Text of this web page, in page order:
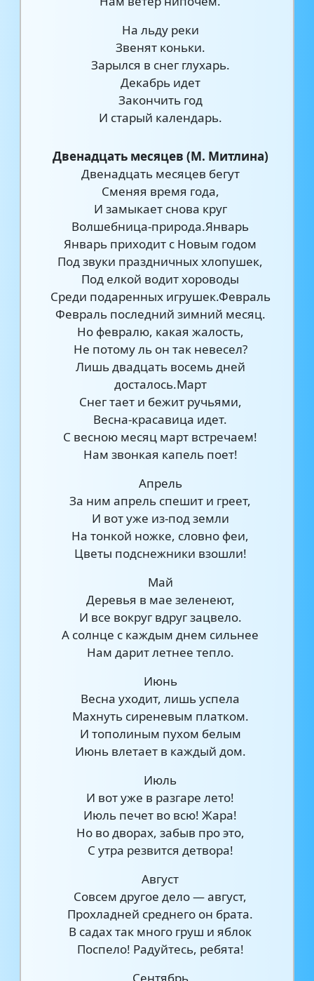
На льду реки
Звенят коньки.
Зарылся в снег глухарь.
Декабрь идет
Закончить год
И старый календарь.
Двенадцать месяцев (М. Митлина)
Двенадцать месяцев бегут
Сменяя время года,
И замыкает снова круг
Волшебница-природа.Январь
Январь приходит с Новым годом
Под звуки праздничных хлопушек,
Под елкой водит хороводы
Среди подаренных игрушек.Февраль
Февраль последний зимний месяц.
Но февралю, какая жалость,
Не потому ль он так невесел?
Лишь двадцать восемь дней
досталось.Март
Снег тает и бежит ручьями,
Весна-красавица идет.
С весною месяц март встречаем!
Нам звонкая капель поет!
Апрель
За ним апрель спешит и греет,
И вот уже из-под земли
На тонкой ножке, словно феи,
Цветы подснежники взошли!
Май
Деревья в мае зеленеют,
И все вокруг вдруг зацвело.
А солнце с каждым днем сильнее
Нам дарит летнее тепло.
Июнь
Весна уходит, лишь успела
Махнуть сиреневым платком.
И тополиным пухом белым
Июнь влетает в каждый дом.
Июль
И вот уже в разгаре лето!
Июль печет во всю! Жара!
Но во дворах, забыв про это,
С утра резвится детвора!
Август
Совсем другое дело — август,
Прохладней среднего он брата.
В садах так много груш и яблок
Поспело! Радуйтесь, ребята!